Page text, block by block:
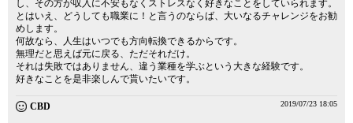
し、その方が収入に不安もなくストレスなく好きなことをしていられます。
とはいえ、どうしても職業に！と言うのならば、大いなるチャレンジをお勧
めします。
何故なら、人生はいつでも方向転換できるからです。
無理だと思えば元に戻る、ただそれだけ。
それは失敗ではありません、違う業種を学ぶという大きな経験です。
好きなことを是非楽しんで貰いたいです。
CBD 2019/07/23 18:05